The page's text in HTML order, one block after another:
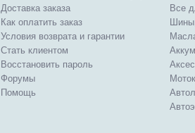
Доставка заказа
Как оплатить заказ
Условия возврата и гарантии
Стать клиентом
Восстановить пароль
Форумы
Помощь
Все